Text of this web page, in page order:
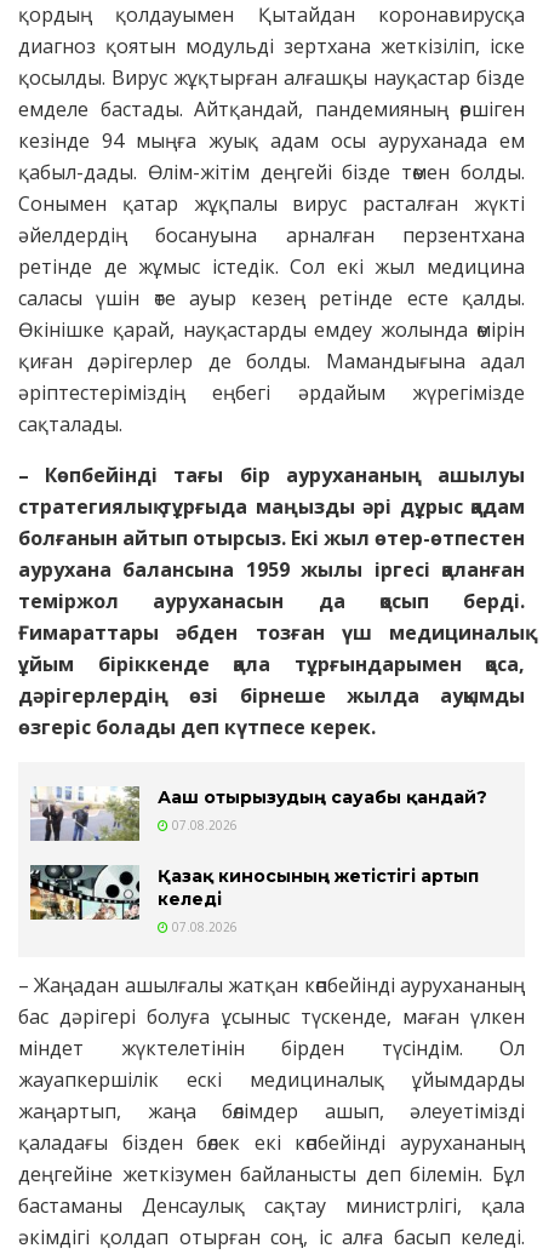
қордың қолдауымен Қытайдан коронавирусқа
диагноз қоятын модульді зертхана жеткізіліп, іске
қосылды. Вирус жұқтырған алғашқы науқастар бізде
емделе бастады. Айтқандай, пан­демияның өршіген
кезінде 94 мыңға жуық адам осы ауруханада ем
қабыл-дады. Өлім-жітім деңгейі бізде төмен болды.
Сонымен қатар жұқпалы вирус расталған жүкті
әйелдердің босануына арналған перзентхана
ретінде де жұмыс істедік. Сол екі жыл медицина
саласы үшін өте ауыр кезең ретінде есте қалды.
Өкінішке қарай, науқастарды емдеу жолында өмірін
қиған дәрігерлер де болды. Мамандығына адал
әріптестеріміздің еңбегі әрдайым жүрегімізде
сақталады.
– Көпбейінді тағы бір аурухананың ашылуы
страте­гиялық тұрғыда маңызды әрі дұрыс қадам
болғанын айтып отырсыз. Екі жыл өтер-өтпестен
аурухана балансына 1959 жылы іргесі қаланған
теміржол ауру­ханасын да қосып берді.
Ғимараттары әбден тозған үш медициналық
ұйым біріккенде қала тұрғындарымен қоса,
дәрігерлердің өзі бірнеше жыл­да ауқымды
өзгеріс болады деп күтпесе керек.
Ағаш отырғызудың сауабы қандай?
07.08.2026
Қазақ киносының жетістігі артып
келеді
07.08.2026
– Жаңадан ашылғалы жат­қан көпбейінді аурухананың
бас дәрігері болуға ұсыныс түскенде, маған үлкен
міндет жүктелетінін бірден түсіндім. Ол
жауапкершілік ескі меди­циналық ұйымдарды
жаңартып, жаңа бөлімдер ашып, әлеуе­тімізді
қаладағы бізден бөлек екі көпбейінді аурухананың
деңгейіне жеткізумен байланыс­ты деп білемін. Бұл
бастаманы Денсаулық сақтау министрлігі, қала
әкімдігі қолдап отырған соң, іс алға басып келеді.